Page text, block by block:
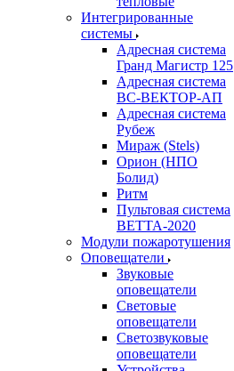
Интегрированные
системы
Адресная система
Гранд Магистр 125
Адресная система
ВС-ВЕКТОР-АП
Адресная система
Рубеж
Мираж (Stels)
Орион (НПО
Болид)
Ритм
Пультовая система
ВЕТТА-2020
Модули пожаротушения
Оповещатели
Звуковые
оповещатели
Световые
оповещатели
Светозвуковые
оповещатели